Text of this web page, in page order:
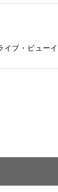
ブ・ビュー